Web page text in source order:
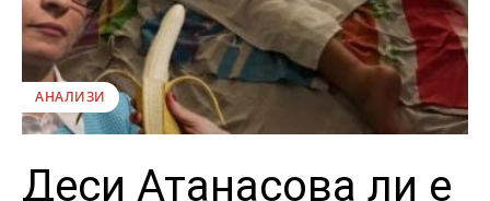
АНАЛИЗИ
Деси Атанасова ли е